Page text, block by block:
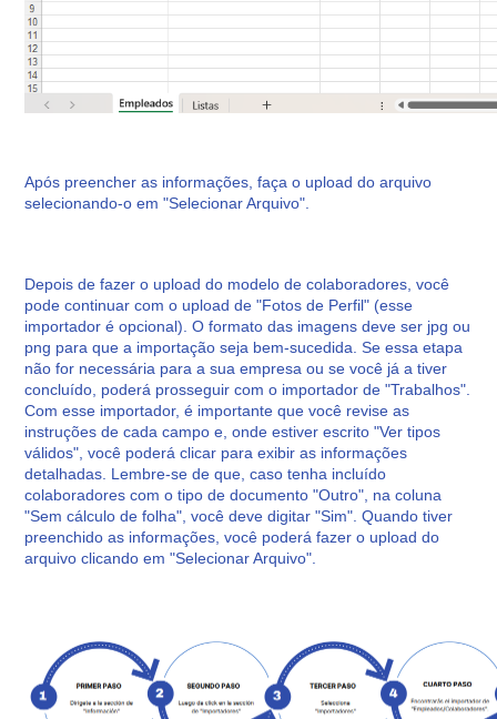
Após preencher as informações, faça o upload do arquivo
selecionando-o em "Selecionar Arquivo".
Depois de fazer o upload do modelo de colaboradores, você
pode continuar com o upload de "Fotos de Perfil" (esse
importador é opcional). O formato das imagens deve ser jpg ou
png para que a importação seja bem-sucedida. Se essa etapa
não for necessária para a sua empresa ou se você já a tiver
concluído, poderá prosseguir com o importador de "Trabalhos".
Com esse importador, é importante que você revise as
instruções de cada campo e, onde estiver escrito "Ver tipos
válidos", você poderá clicar para exibir as informações
detalhadas. Lembre-se de que, caso tenha incluído
colaboradores com o tipo de documento "Outro", na coluna
"Sem cálculo de folha", você deve digitar "Sim". Quando tiver
preenchido as informações, você poderá fazer o upload do
arquivo clicando em "Selecionar Arquivo".